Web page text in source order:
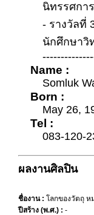
นิทรรศกา
- รางวัลที่
นักศึกษาวิ
Name :
Somluk
Born :
May 26,
Tel :
083-120-
ผลงานศิลปิน
ชื่องาน : โลกของวัตถุ ห
ปีสร้าง (พ.ศ.) : -